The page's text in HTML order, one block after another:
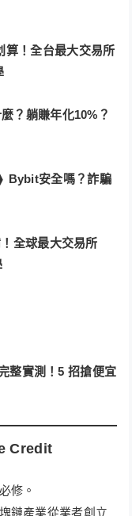
！全台最大交易所
？躺賺年化10%？
Bybit安全嗎？詐騙
全球最大交易所
整實測！5 招搶便宜
Credit
修。
鏈產業從業者創立